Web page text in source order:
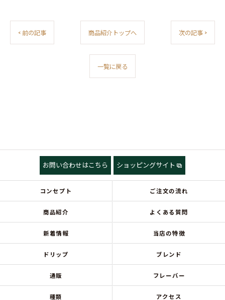
< 前の記事 商品紹介トップへ 次の記事 >
一覧に戻る
お問い合わせはこちら ショッピングサイト
コンセプト ご注文の流れ
商品紹介 よくある質問
新着情報 当店の特徴
ドリップ ブレンド
通販 フレーバー
種類 アクセス